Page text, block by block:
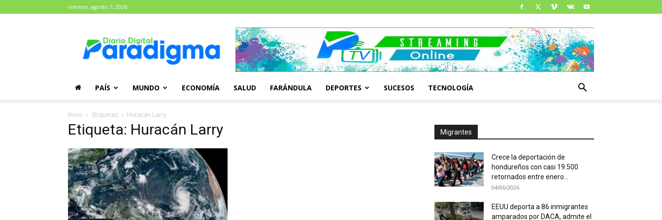
viernes, agosto 7, 2026
Paradigma
PAÍS MUNDO ECONOMÍA SALUD FARÁNDULA DEPORTES SUCESOS TECNOLOGÍA
Inicio Etiquetas Huracán Larry
Etiqueta: Huracán Larry Migrantes
Crece la deportación de
hondureños con casi 19.500
retornados entre enero...
04/06/2026
EEUU deporta a 86 inmigrantes
amparados por DACA, admite el